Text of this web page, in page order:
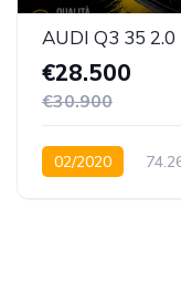
AUDI Q3 35
€28.500
€30.900
02/2020